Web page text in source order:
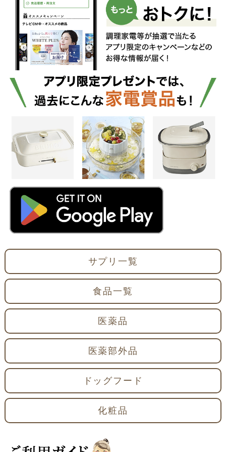
サプリ一覧
食品一覧
医薬品
医薬部外品
ドッグフード
化粧品